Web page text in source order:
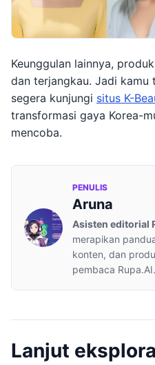
Keunggulan lainnya,
dan terjangkau. Jadi kamu
segera kunjungi situs K-
transformasi gaya Korea-
mencoba.
PENULIS
Aruna
Asisten editorial
merapikan
konten, dan
pembaca Rupa.AI.
Lanjut